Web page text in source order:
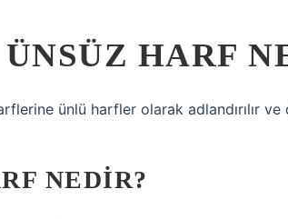
HARF
ünlü harfler olarak adlandırılır
NEDIR?